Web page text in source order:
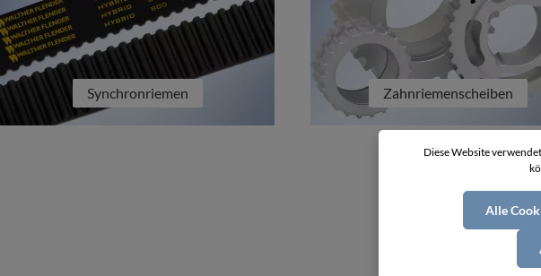
Synchronriemen Zahnriemenscheiben
Diese Website
Alle